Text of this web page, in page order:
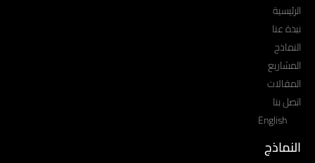
الرئيسية
نبذة عنا
النماذج
المشاريع
المقالات
اتصل بنا
English
النماذج